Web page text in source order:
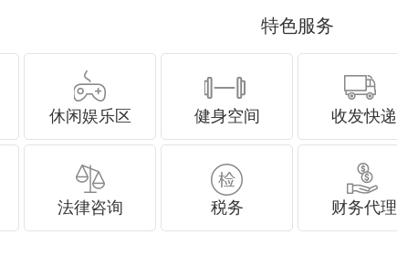
特色服务
休闲娱乐区 健身空间 收发快递
法律咨询 税务 财务代理